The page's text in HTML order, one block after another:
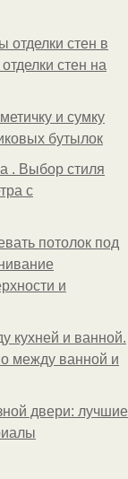
отделки стен в
стен на
и сумку
бутылок
. Выбор стиля
с
потолок под
и
кухней и ванной.
между ванной и
двери: лучшие